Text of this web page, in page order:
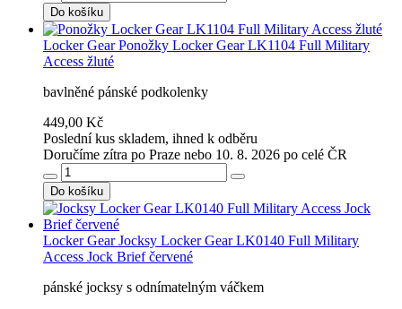
Do košíku
Locker Gear Ponožky Locker Gear LK1104 Full Military
Access žluté
bavlněné pánské podkolenky
449,00 Kč
Poslední kus skladem, ihned k odběru
Doručíme zítra po Praze nebo 10. 8. 2026 po celé ČR
Do košíku
Locker Gear Jocksy Locker Gear LK0140 Full Military
Access Jock Brief červené
pánské jocksy s odnímatelným váčkem